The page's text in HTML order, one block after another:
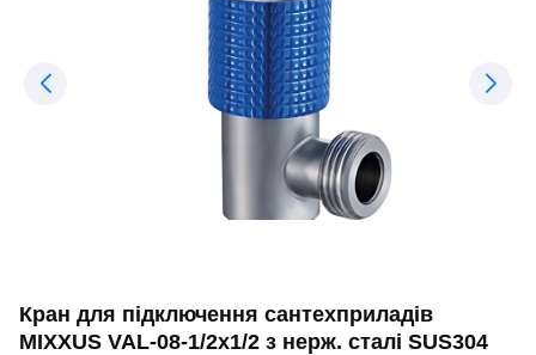
Кран для підключення сантехприладів
MIXXUS VAL-08-1/2x1/2 з нерж. сталі SUS304